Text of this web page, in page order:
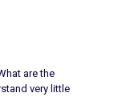
are the
very little